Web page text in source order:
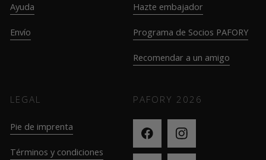
Ayuda
Envío
Hazte embajador
Programa de Socios PAFORY
Recomendar a un amigo
LEGAL
Pie de imprenta
Términos y condiciones
PAFORY 2026